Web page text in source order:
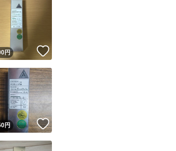
ユーザーはYahoo!フリマの取引を完了させた実績があります
ユーザーは他フリマサービスでの取引実績があります
、発送を保証しているものではありません
ーザーは高頻度で24時間以内＆設定した発送日数内に発送してい
ーザーは高頻度で24時間以内に発送しています
です
出品ページへ
キャンセル
！
円
円 いいね！